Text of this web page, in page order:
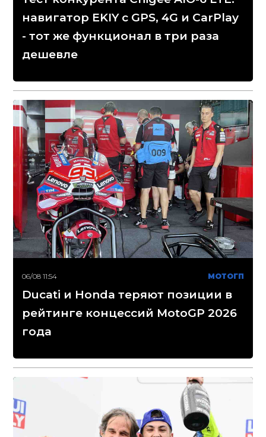
навигатор EKIY с GPS, 4G и CarPlay
- тот же функционал в три раза
дешевле
06/08 11:54 МОТОГП
Ducati и Honda теряют позиции в
рейтинге концессий MotoGP 2026
года